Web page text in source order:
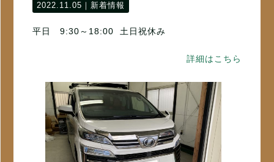
2022.11.05｜ 新着情報
平日 9:30～18:00 土日祝休み
詳細はこちら